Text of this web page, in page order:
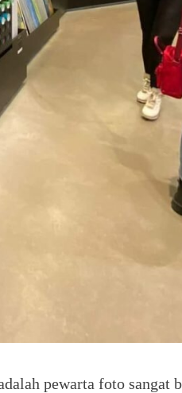
pewarta foto sangat